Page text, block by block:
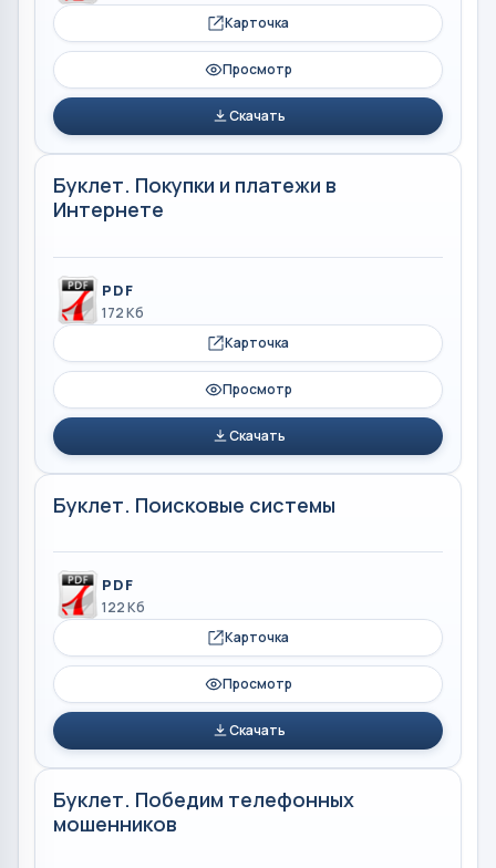
Карточка
Просмотр
Скачать
Буклет. Покупки и платежи в
Интернете
PDF
172 Кб
Карточка
Просмотр
Скачать
Буклет. Поисковые системы
PDF
122 Кб
Карточка
Просмотр
Скачать
Буклет. Победим телефонных
мошенников